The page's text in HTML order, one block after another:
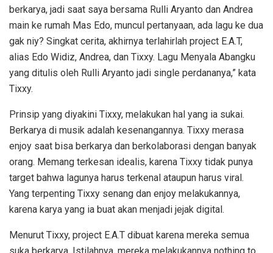
berkarya, jadi saat saya bersama Rulli Aryanto dan Andrea
main ke rumah Mas Edo, muncul pertanyaan, ada lagu ke dua
gak niy? Singkat cerita, akhirnya terlahirlah project E.A.T,
alias Edo Widiz, Andrea, dan Tixxy. Lagu Menyala Abangku
yang ditulis oleh Rulli Aryanto jadi single perdananya,” kata
Tixxy.
Prinsip yang diyakini Tixxy, melakukan hal yang ia sukai.
Berkarya di musik adalah kesenangannya. Tixxy merasa
enjoy saat bisa berkarya dan berkolaborasi dengan banyak
orang. Memang terkesan idealis, karena Tixxy tidak punya
target bahwa lagunya harus terkenal ataupun harus viral.
Yang terpenting Tixxy senang dan enjoy melakukannya,
karena karya yang ia buat akan menjadi jejak digital.
Menurut Tixxy, project E.A.T dibuat karena mereka semua